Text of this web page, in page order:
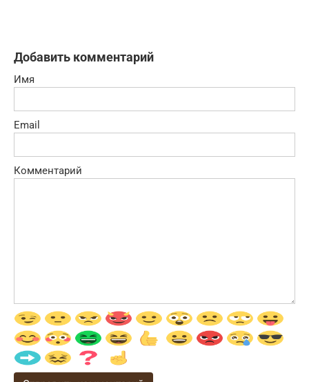
Добавить комментарий
Имя
Email
Комментарий